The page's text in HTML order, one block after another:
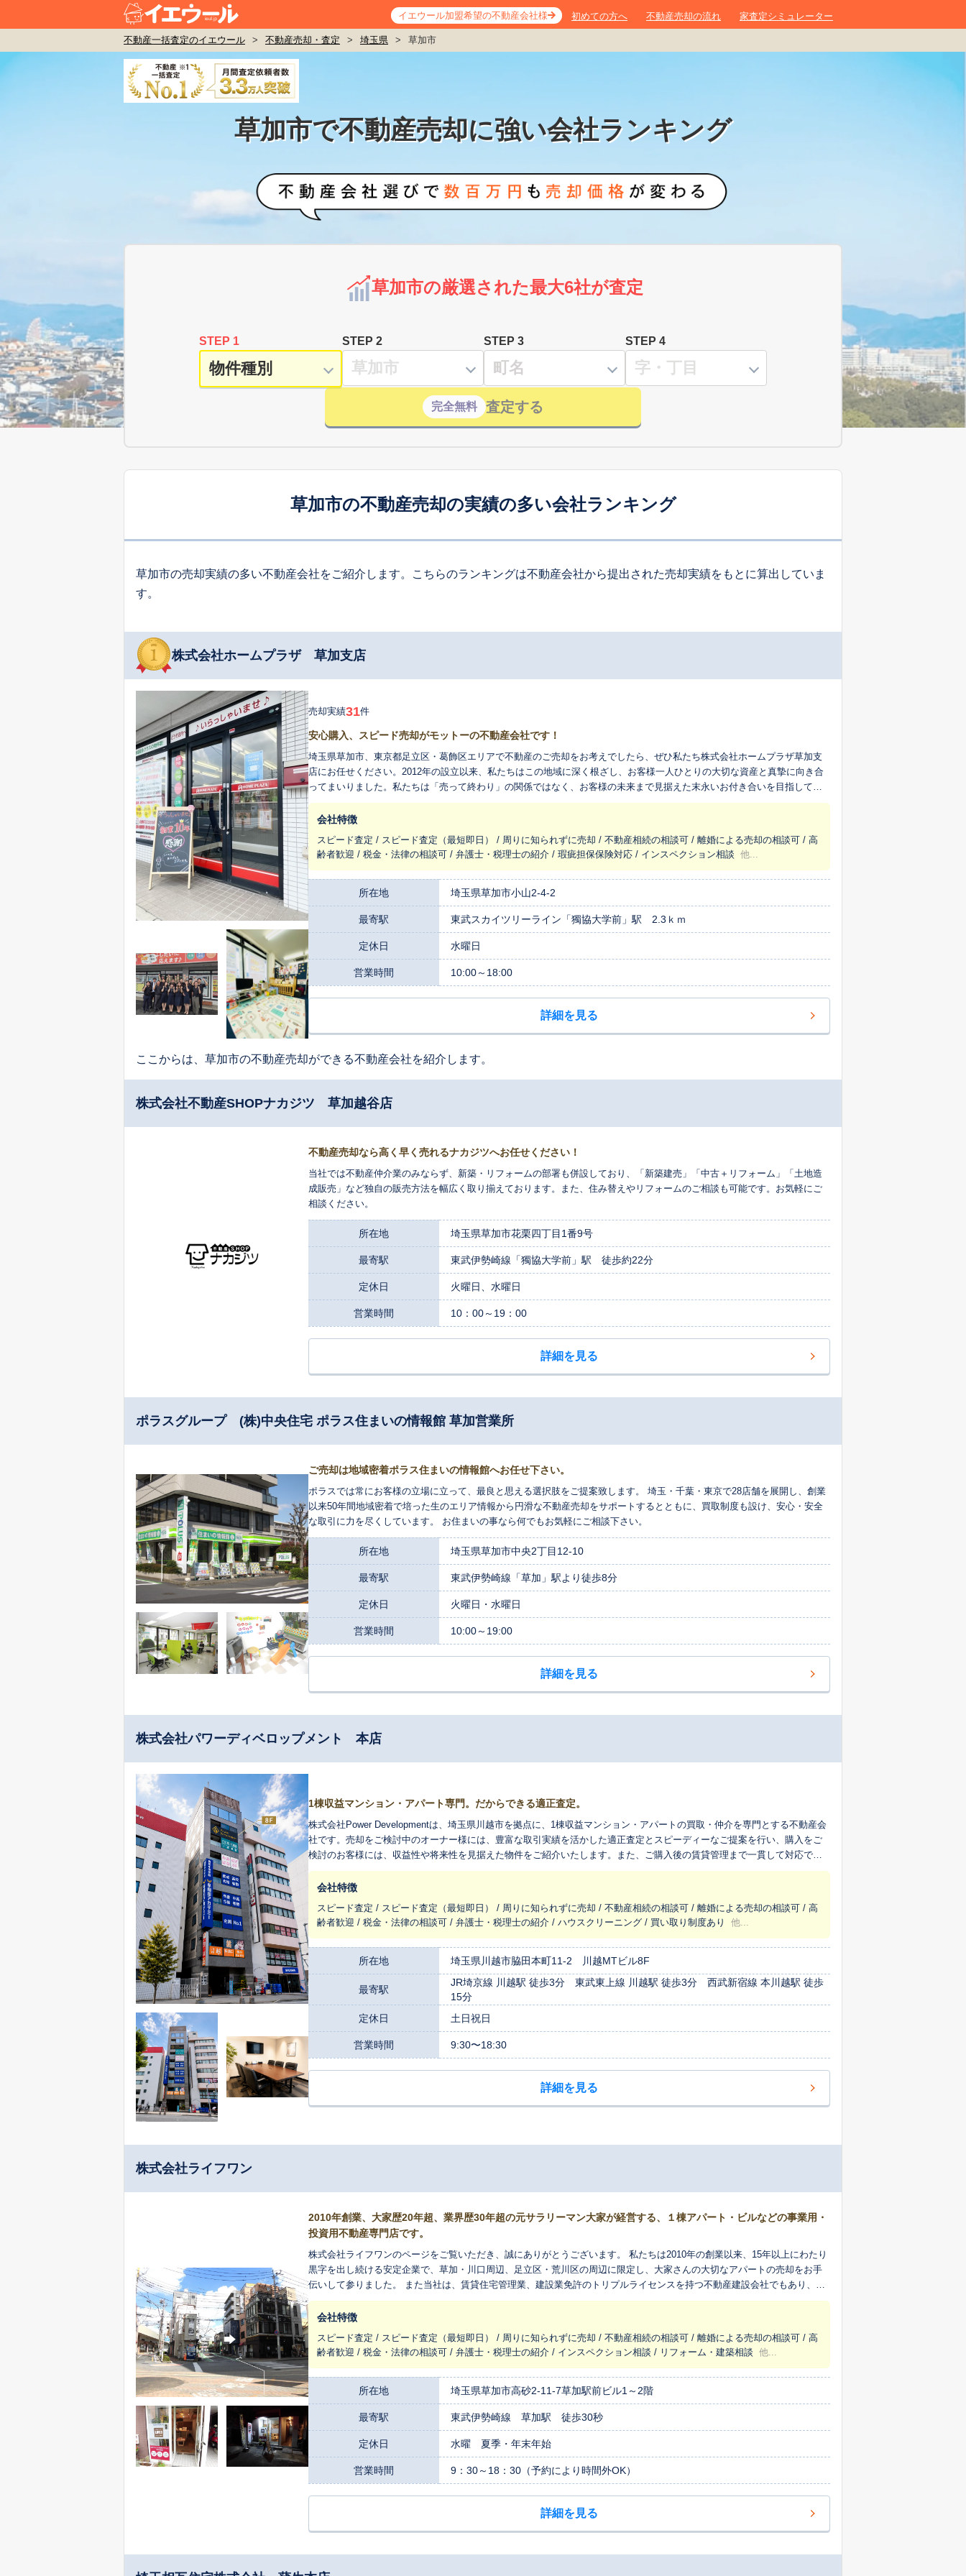
イエウール加盟希望の不動産会社様 初めての方へ 不動産売却の流れ 家査定シミュレーター
不動産一括査定のイエウール > 不動産売却・査定 > 埼玉県 > 草加市
草加市で不動産売却に強い会社ランキング
草加市の厳選された最大6社が査定
STEP 1 STEP 2 STEP 3 STEP 4
完全無料 査定する
草加市の不動産売却の実績の多い会社ランキング
草加市の売却実績の多い不動産会社をご紹介します。こちらのランキングは不動産会社から提出された売却実績をもとに算出していま
す。
株式会社ホームプラザ 草加支店
売却実績31件
安心購入、スピード売却がモットーの不動産会社です！
埼玉県草加市、東京都足立区・葛飾区エリアで不動産のご売却をお考えでしたら、ぜひ私たち株式会社ホームプラザ草加支
店にお任せください。2012年の設立以来、私たちはこの地域に深く根ざし、お客様一人ひとりの大切な資産と真摯に向き合
ってまいりました。私たちは「売って終わり」の関係ではなく、お客様の未来まで見据えた末永いお付き合いを目指してい
ます。不動産に関するあらゆるお悩みをまとめて解決できるよう、誠心誠意お手伝いいたします。 私たちの大きな強みは、
地域に特化した豊富な取引実績です。特にご家族向けのマンションや一戸建ての売買を得意としており、常に最新の市場動
を丁寧に見極め、ご満足いただける査定価格のご提示を目指します。迅速な机上査定から、詳細に調査する訪問査定まで、
お客様のご要望に合わせて丁寧に対応し、お客様に合った売却戦略をご提案します。 また、私たちは単に不動産売買の仲介
を行うだけではありません。リフォームや大規模な改修、一戸建ての建築まで自社で手掛けているのが大きな特徴です。こ
の総合力があるからこそ、「少し手を入れてから高く売りたい」「売却と同時に住み替え先の新築も相談したい」といっ
た、お客様の様々なご要望に柔軟にお応えできます。複雑な相続が関係するご売却や税金に関するご相談にも専門知識を持
つスタッフが対応し、お客様の負担を軽くするためのお手伝いをいたします。 これまでにご依頼いただいたお客様から「丁
りの誇りです。不動産のご売却は、お客様の人生における大きな節目です。その大切な節目を安心してお任せいただけるよ
う、スタッフ一同、お客様の立場に立ったきめ細やかな支援を続けてまいります。 不動産のご売却には、様々な想いやご事
だけでも歓迎いたします。どうぞお気軽にご相談ください。
会社特徴
スピード査定 / スピード査定（最短即日） / 周りに知られずに売却 / 不動産相続の相談可 / 離婚による売却の相談可 / 高
齢者歓迎 / 税金・法律の相談可 / 弁護士・税理士の紹介 / 瑕疵担保保険対応 / インスペクション相談 他...
所在地 埼玉県草加市小山2-4-2
最寄駅 東武スカイツリーライン「獨協大学前」駅 2.3ｋｍ
定休日 水曜日
営業時間 10:00～18:00
詳細を見る
ここからは、草加市の不動産売却ができる不動産会社を紹介します。
株式会社不動産SHOPナカジツ 草加越谷店
不動産売却なら高く早く売れるナカジツへお任せください！
当社では不動産仲介業のみならず、新築・リフォームの部署も併設しており、「新築建売」「中古＋リフォーム」「土地造
成販売」など独自の販売方法を幅広く取り揃えております。また、住み替えやリフォームのご相談も可能です。お気軽にご
相談ください。
所在地 埼玉県草加市花栗四丁目1番9号
最寄駅 東武伊勢崎線「獨協大学前」駅 徒歩約22分
定休日 火曜日、水曜日
営業時間 10：00～19：00
詳細を見る
ポラスグループ (株)中央住宅 ポラス住まいの情報館 草加営業所
ご売却は地域密着ポラス住まいの情報館へお任せ下さい。
ポラスでは常にお客様の立場に立って、最良と思える選択肢をご提案致します。 埼玉・千葉・東京で28店舗を展開し、創業
以来50年間地域密着で培った生のエリア情報から円滑な不動産売却をサポートするとともに、買取制度も設け、安心・安全
な取引に力を尽くしています。 お住まいの事なら何でもお気軽にご相談下さい。
所在地 埼玉県草加市中央2丁目12-10
最寄駅 東武伊勢崎線「草加」駅より徒歩8分
定休日 火曜日・水曜日
営業時間 10:00～19:00
詳細を見る
株式会社パワーディベロップメント 本店
1棟収益マンション・アパート専門。だからできる適正査定。
株式会社Power Developmentは、埼玉県川越市を拠点に、1棟収益マンション・アパートの買取・仲介を専門とする不動産会
社です。売却をご検討中のオーナー様には、豊富な取引実績を活かした適正査定とスピーディーなご提案を行い、購入をご
検討のお客様には、収益性や将来性を見据えた物件をご紹介いたします。また、ご購入後の賃貸管理まで一貫して対応でき
るため、安心して資産運用を始めていただけます。収益不動産の売却・購入・管理まで、ワンストップでサポートいたしま
す。
会社特徴
スピード査定 / スピード査定（最短即日） / 周りに知られずに売却 / 不動産相続の相談可 / 離婚による売却の相談可 / 高
齢者歓迎 / 税金・法律の相談可 / 弁護士・税理士の紹介 / ハウスクリーニング / 買い取り制度あり
他...
所在地 埼玉県川越市脇田本町11-2 川越MTビル8F
最寄駅
JR埼京線 川越駅 徒歩3分 東武東上線 川越駅 徒歩3分 西武新宿線 本川越駅 徒歩
15分
定休日
土日祝日
営業時間 9:30〜18:30
詳細を見る
株式会社ライフワン
2010年創業、大家歴20年超、業界歴30年超の元サラリーマン大家が経営する、１棟アパート・ビルなどの事業用・
投資用不動産専門店です。
株式会社ライフワンのページをご覧いただき、誠にありがとうございます。 私たちは2010年の創業以来、15年以上にわたり
黒字を出し続ける安定企業で、草加・川口周辺、足立区・荒川区の周辺に限定し、大家さんの大切なアパートの売却をお手
伝いして参りました。 また当社は、賃貸住宅管理業、建設業免許のトリプルライセンスを持つ不動産建設会社でもあり、リ
フォームや新築アパートなど自社施工ができますので、賃貸管理×不動産売買×建設、三位一体で、大家さんのアパートやビ
ルの価値を測る事ができる、数少ない専門家だと自負しています。その建物への知見は中古建物を高く売るために投資的な
歴1,000組以上、リフォームも自分でできる器用な社長を始め、建設現場ひとすじ35年の大工兼現場監督の施工管理技士と、
20代～40代の女性スタッフが賃貸管理に関し、丁寧にかつ迅速な対応をしています。 不動産の売却は、多くの方にとって人
生で何度も経験することのない大きな出来事です。だからこそ、ご不安や疑問が尽きないのは当然のこと。投資家さんだけ
でなく、相続で大家さんになられたお気持ちに寄り添いながら、一つひとつの手順を丁寧にご説明します。基本的に代表自
らがお客様のご相談を直接お伺いし、最初から最後まで責任を持って担当させて頂いているところが他社と決定的に違う事
です。 アパート・ビルのご売却はもちろんのこと、行政書士事務所出身の女性マネージャーが、相続が関わる複雑なご事情
い選択なのかを第一に考え、豊富な知識と経験に基づいた、お客様に合ったご提案をさせていただきます。 「ライフワンに
相談して良かった」その一言をいただくために、私たちは誠心誠意、お客様の不動産売却と向き合います。 ご売却に関する
会社特徴
スピード査定 / スピード査定（最短即日） / 周りに知られずに売却 / 不動産相続の相談可 / 離婚による売却の相談可 / 高
齢者歓迎 / 税金・法律の相談可 / 弁護士・税理士の紹介 / インスペクション相談 / リフォーム・建築相談 他...
所在地 埼玉県草加市高砂2-11-7草加駅前ビル1～2階
最寄駅 東武伊勢崎線 草加駅 徒歩30秒
定休日 水曜 夏季・年末年始
営業時間 9：30～18：30（予約により時間外OK）
詳細を見る